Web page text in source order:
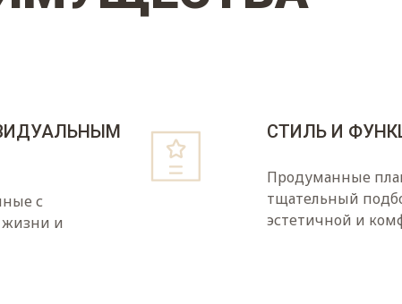
с
жизни и
СТИЛЬ И
Продуманные
тщательный
эстетичной и